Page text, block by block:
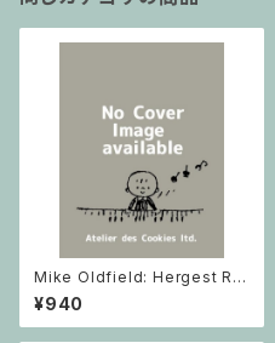
Mike Oldfield: Hergest Rid
ge / ピアノ
¥940